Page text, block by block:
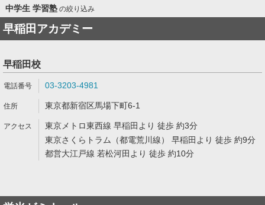
中学生 学習塾の絞り込み
早稲田アカデミー
早稲田校
03-3203-4981
東京都新宿区馬場下町6-1
東京メトロ東西線 早稲田より 徒歩 約3分
東京さくらトラム（都電荒川線） 早稲田より 徒歩 約9分
都営大江戸線 若松河田より 徒歩 約10分